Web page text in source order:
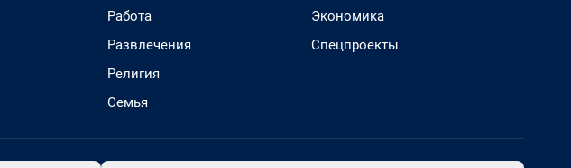
Работа
Развлечения
Религия
Семья
Экономика
Спецпроекты